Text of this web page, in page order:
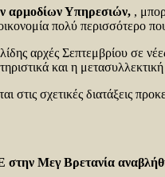
αρμοδίων Υπηρεσιών, ,
πολύ περισσότερο
αρχές Σεπτεμβρίου σε
και η
σχετικές διατάξεις
στην Μεγ Βρετανία